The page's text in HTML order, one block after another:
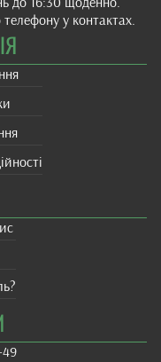
телефону у контактах.